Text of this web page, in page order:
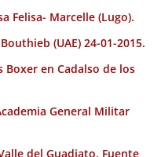
Felisa- Marcelle (Lugo).
(UAE) 24-01-2015.
Boxer en Cadalso de los
General Militar
del Guadiato. Fuente